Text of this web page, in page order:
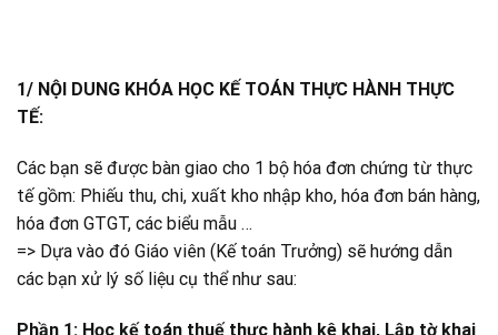
1/ NỘI DUNG KHÓA HỌC KẾ TOÁN THỰC HÀNH THỰC
TẾ:
Các bạn sẽ được bàn giao cho 1 bộ hóa đơn chứng từ thực
tế gồm: Phiếu thu, chi, xuất kho nhập kho, hóa đơn bán hàng,
hóa đơn GTGT, các biểu mẫu …
=> Dựa vào đó Giáo viên (Kế toán Trưởng) sẽ hướng dẫn
các bạn xử lý số liệu cụ thể như sau:
Phần 1: Học kế toán thuếthực hành kê khai, Lập tờ khai